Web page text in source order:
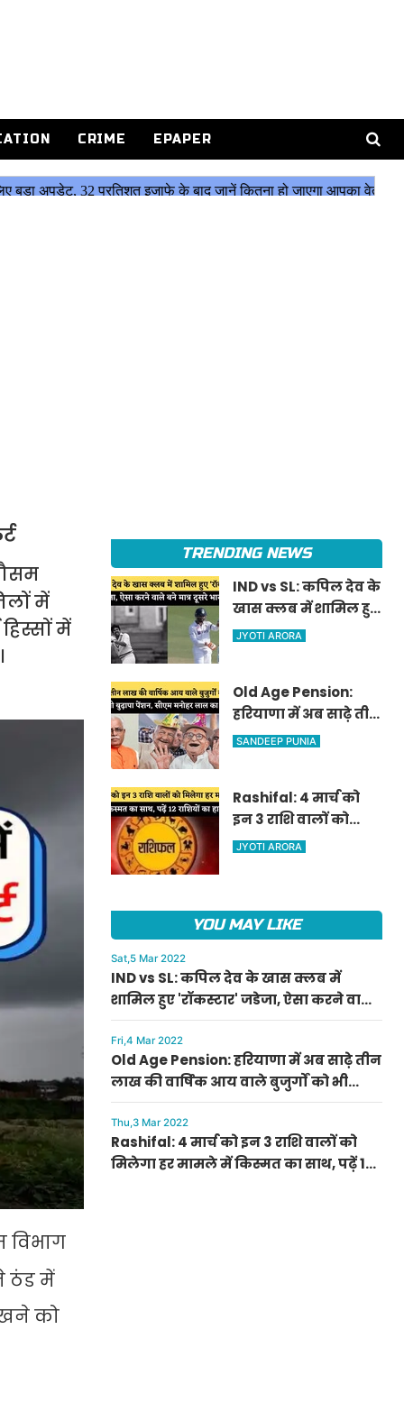
CRIME EPAPER
में
में
ठंड में
को
TRENDING NEWS
IND vs SL: कपिल देव के
खास क्लब में शामिल हुए
'रॉकस्टार' जडेजा, ऐसा
JYOTI ARORA
Old Age Pension:
हरियाणा में अब साढ़े तीन
लाख की वार्षिक आय
सीएम मनोहर लाल का
ऐलान
SANDEEP PUNIA
Rashifal: 4 मार्च को
इन 3 राशि वालों को
मिलेगा हर मामले में
JYOTI ARORA
YOU MAY LIKE
Sat,5 Mar 2022
IND vs SL: कपिल देव के खास क्लब में
शामिल हुए 'रॉकस्टार' जडेजा, ऐसा करने वाले
बने मात्र दूसरे भारतीय
Fri,4 Mar 2022
Old Age Pension: हरियाणा में अब साढ़े तीन
लाख की वार्षिक आय वाले बुजुर्गों को भी
मिलेगी बुढ़ापा पेंशन, सीएम मनोहर लाल का
ऐलान
Thu,3 Mar 2022
Rashifal: 4 मार्च को इन 3 राशि वालों को
मिलेगा हर मामले में किस्मत का साथ, पढ़ें 12